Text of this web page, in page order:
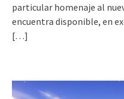
particular homenaje al
encuentra disponible, en
[…]